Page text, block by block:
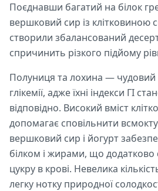
Поєднавши багатий на білок
вершковий сир із клітковиною
створили збалансований
спричинить різкого підйому
Полуниця та лохина — чудовий
глікемії, адже їхні індекси ГІ
відповідно. Високий вміст
допомагає сповільнити
вершковий сир і йогурт
білком і жирами, що додатково
цукру в крові. Невелика
легку нотку природної